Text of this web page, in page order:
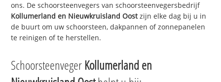
ons. De schoorsteenvegers van schoorsteenvegersbedrijf
Kollumerland en Nieuwkruisland Oostzijn elke dag bij u in
de buurt om uw schoorsteen, dakpannen of zonnepanelen
te reinigen of te herstellen.
Schoorsteenveger Kollumerland en